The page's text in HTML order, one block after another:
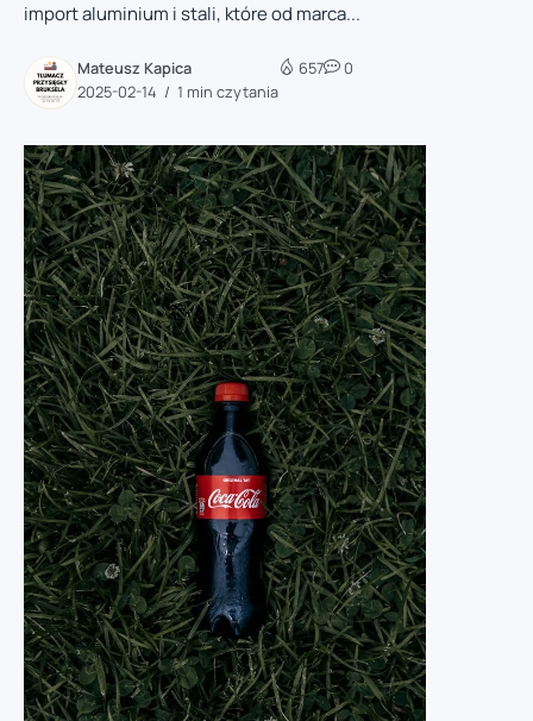
import aluminium i stali, które od marca...
Mateusz Kapica
2025-02-14
1 min czytania
657 0